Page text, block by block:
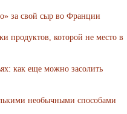
за свой сыр во Франции
продуктов, которой не место в
как еще можно засолить
необычными способами